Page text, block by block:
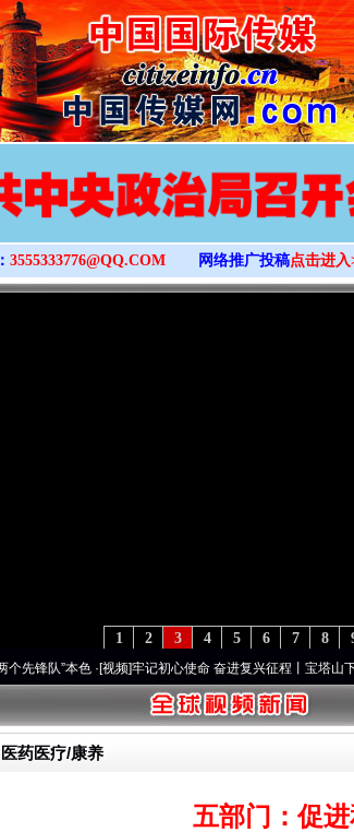
>
3555333776@QQ.COM 网络推广投稿点击进入
8
7
6
5
4
3
2
1
本色·[视频]牢记初心使命 奋进复兴征程丨宝塔山下好光景..·[
医药医疗/康养
五部门：促